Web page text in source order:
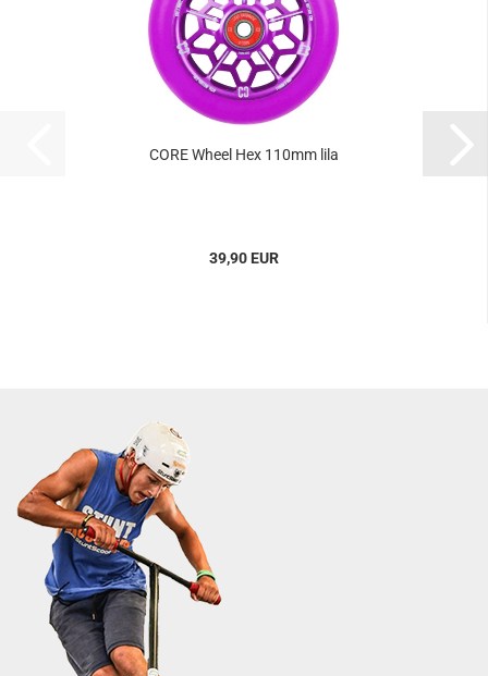
CORE Wheel Hex 110mm lila
39,90 EUR